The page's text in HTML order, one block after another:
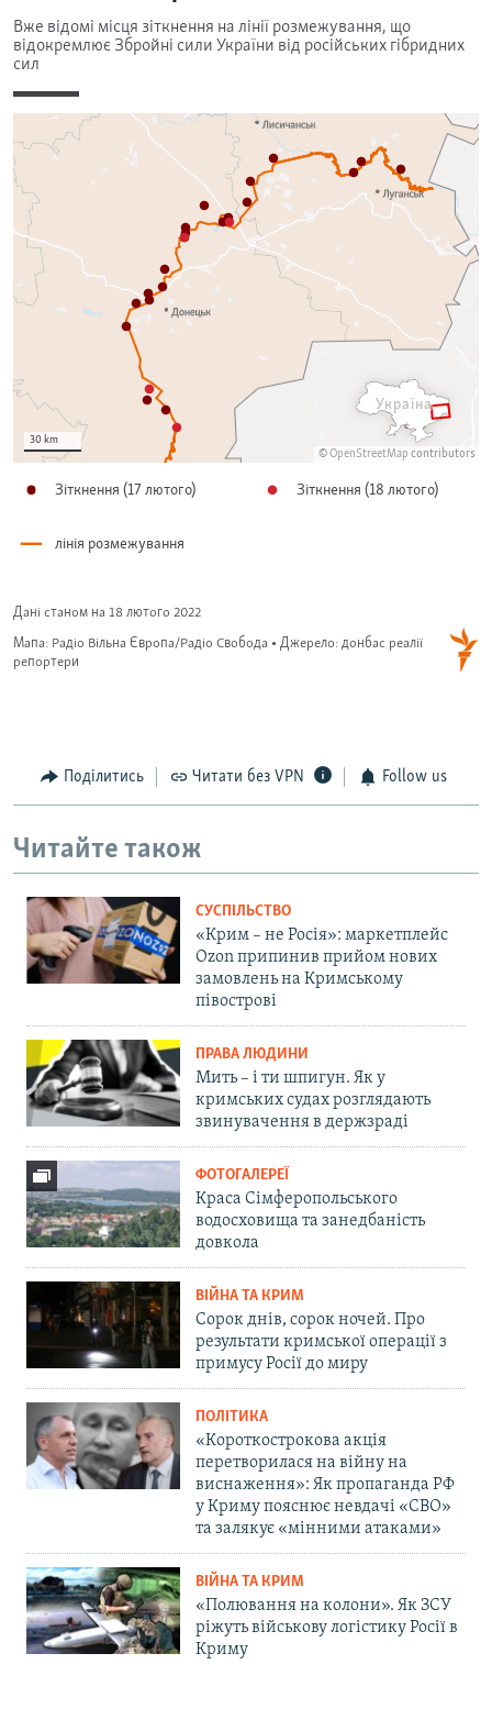
Поділитись Читати без VPN Follow us
Читайте також
СУСПІЛЬСТВО
«Крим – не Росія»: маркетплейс
Ozon припинив прийом нових
замовлень на Кримському
півострові
ПРАВА ЛЮДИНИ
Мить – і ти шпигун. Як у
кримських судах розглядають
звинувачення в держзраді
ФОТОГАЛЕРЕЇ
Краса Сімферопольського
водосховища та занедбаність
довкола
ВІЙНА ТА КРИМ
Сорок днів, сорок ночей. Про
результати кримської операції з
примусу Росії до миру
ПОЛІТИКА
«Короткострокова акція
перетворилася на війну на
виснаження»: Як пропаганда РФ
у Криму пояснює невдачі «СВО»
та залякує «мінними атаками»
ВІЙНА ТА КРИМ
«Полювання на колони». Як ЗСУ
ріжуть військову логістику Росії в
Криму